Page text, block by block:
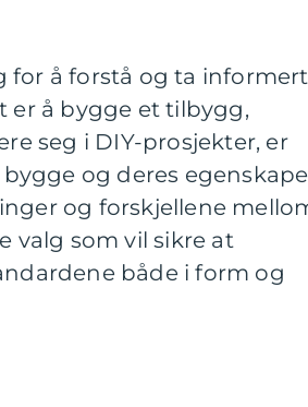
for å forstå og ta
er å bygge et tilbygg,
seg i DIY-prosjekter, er
og deres
og forskjellene
valg som vil sikre at
både i form og